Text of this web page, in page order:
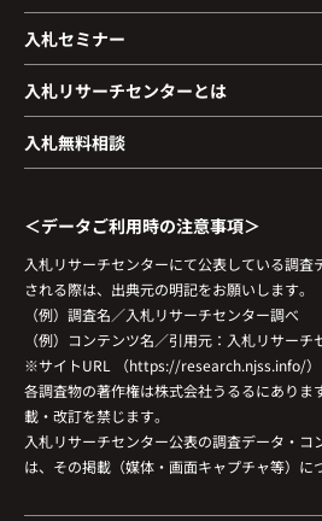
入札セミナー
入札リサーチセンターとは
入札無料相談
＜データご利用時の注意事項＞
入札リサーチセンターにて公表している調査
される際は、出典元の明記をお願いします。
（例）調査名／入札リサーチセンター調べ
（例）コンテンツ名／引用元：入札リサーチ
※サイトURL （https://research.njss.info/）
各調査物の著作権は株式会社うるるにありま
載・改訂を禁じます。
入札リサーチセンター公表の調査データ・コ
は、その掲載（媒体・画面キャプチャ等）に